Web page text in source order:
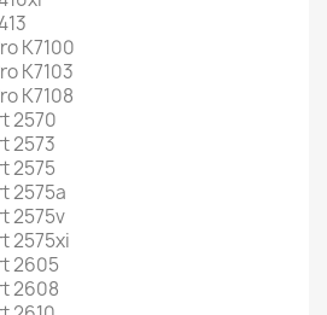
K7100
K7103
K7108
2570
2573
2575
2575a
2575v
2575xi
2605
2608